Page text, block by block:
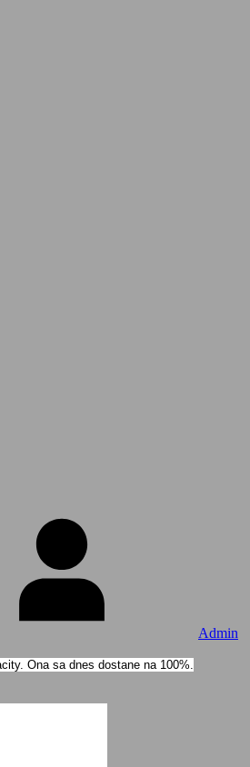
Admin
Ona sa dnes dostane na 100%.